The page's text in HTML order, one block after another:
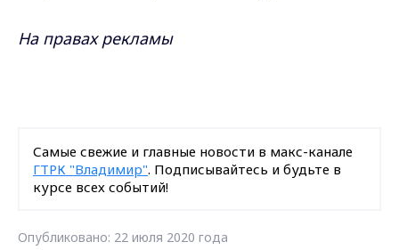
На правах рекламы
Самые свежие и главные новости в макс-канале
ГТРК "Владимир". Подписывайтесь и будьте в
курсе всех событий!
Опубликовано: 22 июля 2020 года